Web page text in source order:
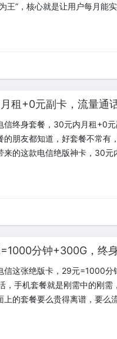
王”，核心就是让用户每月能
租+0元副卡，流量通
信终身套餐，30元内月租+0
的朋友都知道，好套餐不常有
来的这款电信绝版神卡，30
分钟+300G，终
信这张绝版卡，29元=1000分
，手机套餐就是刚需中的刚需
上的套餐要么贵得离谱，要么